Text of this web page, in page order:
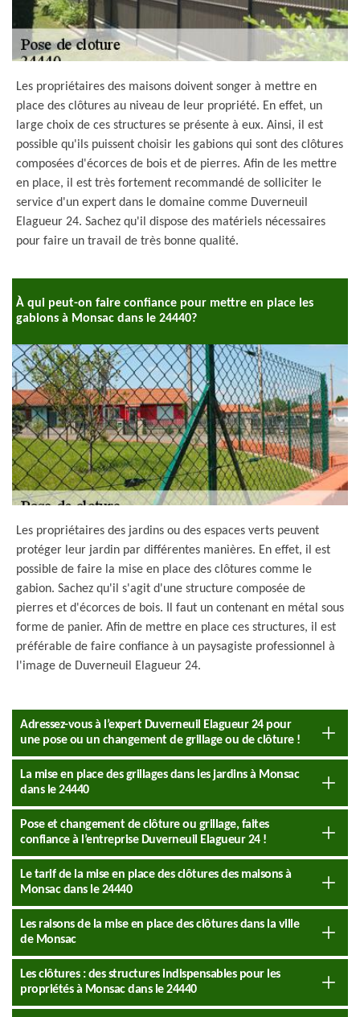
Les propriétaires des maisons doivent songer à mettre en
place des clôtures au niveau de leur propriété. En effet, un
large choix de ces structures se présente à eux. Ainsi, il est
possible qu'ils puissent choisir les gabions qui sont des clôtures
composées d'écorces de bois et de pierres. Afin de les mettre
en place, il est très fortement recommandé de solliciter le
service d'un expert dans le domaine comme Duverneuil
Elagueur 24. Sachez qu'il dispose des matériels nécessaires
pour faire un travail de très bonne qualité.
À qui peut-on faire confiance pour mettre en place les
gabions à Monsac dans le 24440?
Les propriétaires des jardins ou des espaces verts peuvent
protéger leur jardin par différentes manières. En effet, il est
possible de faire la mise en place des clôtures comme le
gabion. Sachez qu'il s'agit d'une structure composée de
pierres et d'écorces de bois. Il faut un contenant en métal sous
forme de panier. Afin de mettre en place ces structures, il est
préférable de faire confiance à un paysagiste professionnel à
l'image de Duverneuil Elagueur 24.
Adressez-vous à l’expert Duverneuil Elagueur 24 pour
une pose ou un changement de grillage ou de clôture !
La mise en place des grillages dans les jardins à Monsac
dans le 24440
Pose et changement de clôture ou grillage, faites
confiance à l’entreprise Duverneuil Elagueur 24 !
Le tarif de la mise en place des clôtures des maisons à
Monsac dans le 24440
Les raisons de la mise en place des clôtures dans la ville
de Monsac
Les clôtures : des structures indispensables pour les
propriétés à Monsac dans le 24440